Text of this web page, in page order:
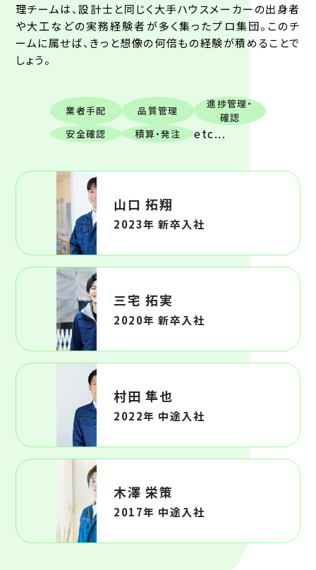
理チームは、設計士と同じく大手ハウスメーカーの出身者
や大工などの実務経験者が多く集ったプロ集団。このチ
ームに属せば、きっと想像の何倍もの経験が積めることで
しょう。
業者手配 品質管理
進捗管理・
確認
安全確認
積算・発注 etc...
山口 拓翔
2023年 新卒入社
三宅 拓実
2020年 新卒入社
村田 隼也
2022年 中途入社
木澤 栄策
2017年 中途入社